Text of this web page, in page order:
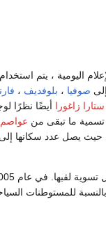
اليومية ، يتم استخدام
صوفيا ، بلوفديف ،
ستارا زاغورا أيضًا نظرًا
عواصم
حيث يصل عدد سكانها إلى
وفنية ، بالإضافة إلى عدد سكان